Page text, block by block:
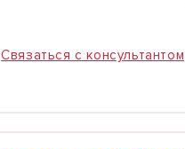
Связаться с консультантом